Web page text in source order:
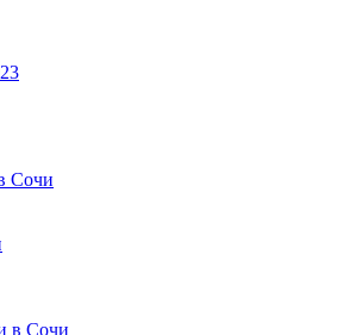
Сочи
в Сочи